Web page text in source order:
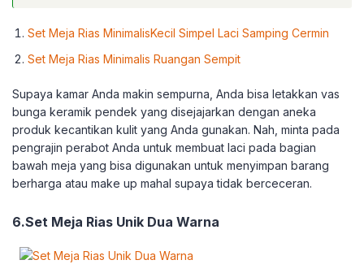
Set Meja Rias MinimalisKecil Simpel Laci Samping Cermin
Set Meja Rias Minimalis Ruangan Sempit
Supaya kamar Anda makin sempurna, Anda bisa letakkan vas
bunga keramik pendek yang disejajarkan dengan aneka
produk kecantikan kulit yang Anda gunakan. Nah, minta pada
pengrajin perabot Anda untuk membuat laci pada bagian
bawah meja yang bisa digunakan untuk menyimpan barang
berharga atau make up mahal supaya tidak berceceran.
6.Set Meja Rias Unik Dua Warna